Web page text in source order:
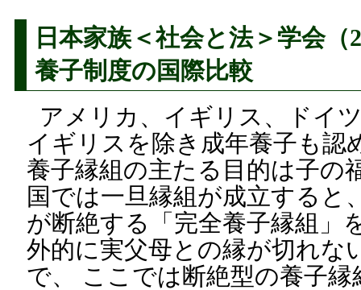
日本家族＜社会と法＞学会（
養子制度の国際比較
アメリカ、イギリス、ドイ
イギリスを除き成年養子も認
養子縁組の主たる目的は子の
国では一旦縁組が成立すると
が断絶する「完全養子縁組」
外的に実父母との縁が切れな
で、 ここでは断絶型の養子